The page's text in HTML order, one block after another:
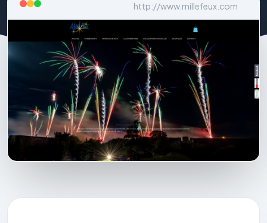
http://www.millefeux.com